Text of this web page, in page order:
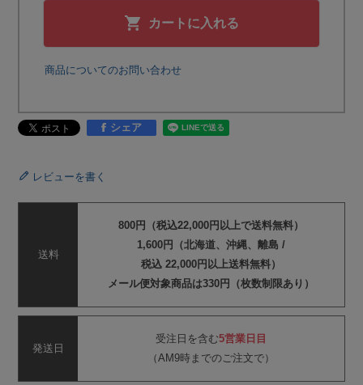
カートに入れる
商品についてのお問い合わせ
シェア
レビューを書く
送料
800円（税込22,000円以上で送料無料）
1,600円（北海道、沖縄、離島 /
税込 22,000円以上送料無料）
メール便対象商品は330円（枚数制限あり）
発送日
受注日を含む5営業日目
（AM9時までのご注文で）